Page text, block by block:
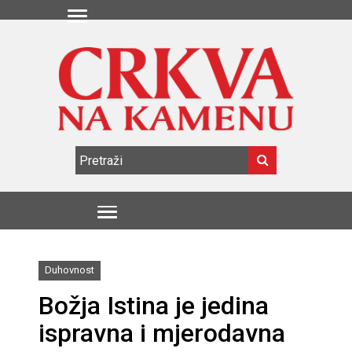
Duhovnost
Božja Istina je jedina
ispravna i mjerodavna